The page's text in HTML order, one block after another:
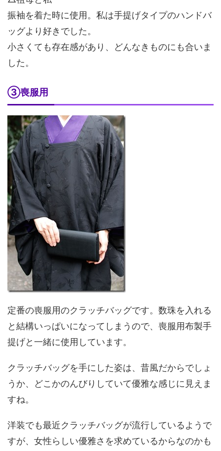
振袖を着た時に使用。私は手提げタイプのハンドバ
ッグより好きでした。
小さくても存在感があり、どんなきものにも合いま
した。
③喪服用
定番の喪服用のクラッチバッグです。数珠を入れる
と結構いっぱいになってしまうので、喪服用布製手
提げと一緒に使用しています。
クラッチバッグを手にした姿は、昔風だからでしょ
うか、どこかのんびりしていて優雅な感じに見えま
すね。
洋装でも最近クラッチバッグが流行しているようで
すが、女性らしい優雅さを求めているからなのかも